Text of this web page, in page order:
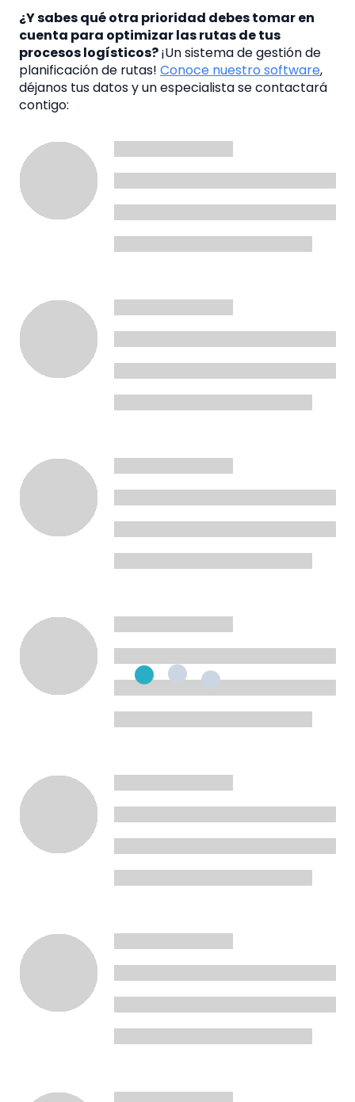
¿Y sabes qué otra prioridad debes tomar en
cuenta para optimizar las rutas de tus
procesos logísticos?¡Un sistema de gestión de
planificación de rutas! Conoce nuestro software,
déjanos tus datos y un especialista se contactará
contigo: